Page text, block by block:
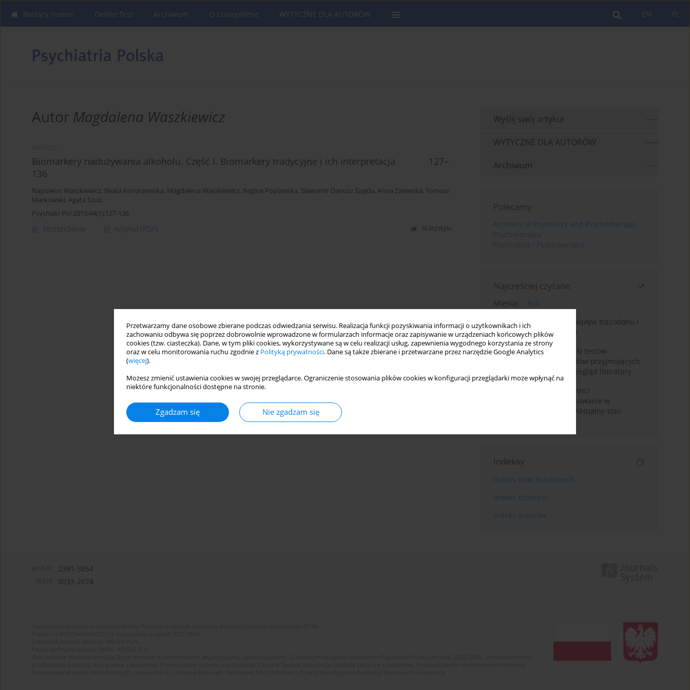
Przetwarzamy dane osobowe zbierane podczas odwiedzania serwisu. Realizacja funkcji pozyskiwania informacji o użytkownikach i ich
zachowaniu odbywa się poprzez dobrowolnie wprowadzone w formularzach informacje oraz zapisywanie w urządzeniach końcowych plików
cookies (tzw. ciasteczka). Dane, w tym pliki cookies, wykorzystywane są w celu realizacji usług, zapewnienia wygodnego korzystania ze strony
oraz w celu monitorowania ruchu zgodnie z Polityką prywatności. Dane są także zbierane i przetwarzane przez narzędzie Google Analytics
(więcej).
Możesz zmienić ustawienia cookies w swojej przeglądarce. Ograniczenie stosowania plików cookies w konfiguracji przeglądarki może wpłynąć na
niektóre funkcjonalności dostępne na stronie.
Zgadzam się Nie zgadzam się
PL
EN
Bieżący numer Online first Archiwum O czasopiśmie WYTYCZNE DLA AUTORÓW
Autor Magdalena Waszkiewicz
Biomarkery nadużywania alkoholu. Część I. Biomarkery tradycyjne i ich interpretacja 127–
136
Napoleon Waszkiewicz, Beata Konarzewska, Magdalena Waszkiewicz, Regina Poplawska, Slawomir Dariusz Szajda, Anna Zalewska, Tomasz
Markowski, Agata Szulc
Psychiatr Pol 2010;44(1):127-136
Streszczenie Artykuł (PDF) Statystyki
Wyślij swój artykuł
WYTYCZNE DLA AUTORÓW
Archiwum
Polecamy
Archives of Psychiatry and Psychotherapy
Psychoterapia
Psychiatria i Psychoterapia
Najczęściej czytane
Miesiąc
Rok
Leczenie bezsenności – wpływ trazodonu i
leków nasennych na sen
Fałszywie dodatnie wyniki testów
narkotykowych u pacjentów przyjmujących
leki psychotropowe – przegląd literatury
Wortioksetyna – właściwości
farmakologiczne i zastosowanie w
zaburzeniach nastroju. Aktualny stan
Indeksy
Indeks słów kluczowych
Indeks dziedzin
Indeks autorów
2391-5854
0033-2674